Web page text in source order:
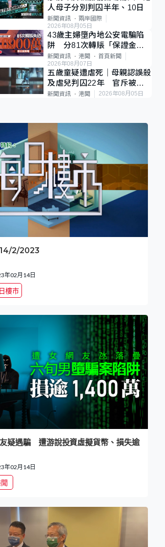
人母子分別判囚半年、10日
新聞資訊
兩岸國際
2026年08月05日
43歲主婦墮內地公安電騙陷
阱 分81次轉賬「保證金」
損失近6900萬元
新聞資訊 港聞
首頁新聞
2026年08月07日
五歲童疑遭虐死｜母親認誤殺
及虐兒判囚22年 官斥被告
殘忍、同類案最惡劣
新聞資訊 港聞 2026年08月05日
14/2/2023
年02月14日
樓市
疑遇騙 遭游說投資虛擬貨幣、損失逾
年02月14日